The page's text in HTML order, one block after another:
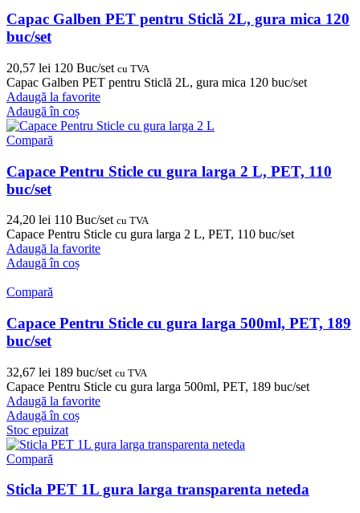
Capac Galben PET pentru Sticlă 2L, gura mica 120
buc/set
20,57 lei 120 Buc/set cu TVA
Capac Galben PET pentru Sticlă 2L, gura mica 120 buc/set
Adaugă la favorite
Adaugă în coș
Compară
Capace Pentru Sticle cu gura larga 2 L, PET, 110
buc/set
24,20 lei 110 Buc/set cu TVA
Capace Pentru Sticle cu gura larga 2 L, PET, 110 buc/set
Adaugă la favorite
Adaugă în coș
Compară
Capace Pentru Sticle cu gura larga 500ml, PET, 189
buc/set
32,67 lei 189 buc/set cu TVA
Capace Pentru Sticle cu gura larga 500ml, PET, 189 buc/set
Adaugă la favorite
Adaugă în coș
Stoc epuizat
Compară
Sticla PET 1L gura larga transparenta neteda